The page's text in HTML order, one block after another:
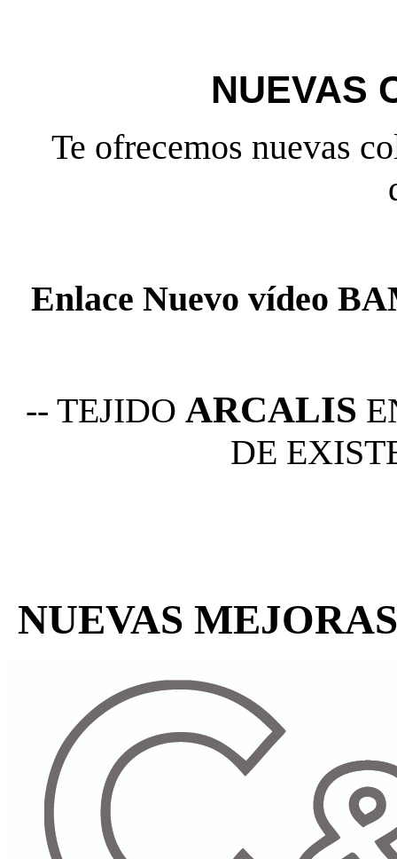
NUEVAS
Te ofrecemos nuevas
Enlace Nuevo vídeo
-- TEJIDO ARCALIS
DE
NUEVAS